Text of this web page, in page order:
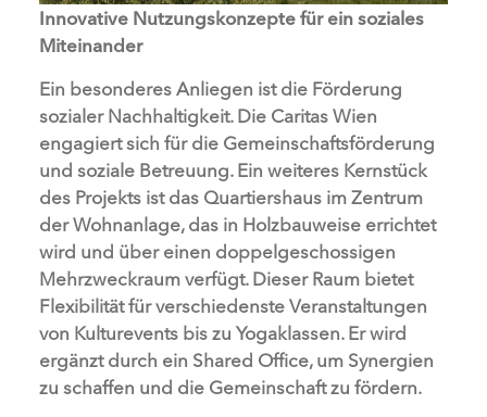
Innovative Nutzungskonzepte für ein soziales
Miteinander
Ein besonderes Anliegen ist die Förderung
sozialer Nachhaltigkeit. Die Caritas Wien
engagiert sich für die Gemeinschaftsförderung
und soziale Betreuung. Ein weiteres Kernstück
des Projekts ist das Quartiershaus im Zentrum
der Wohnanlage, das in Holzbauweise errichtet
wird und über einen doppelgeschossigen
Mehrzweckraum verfügt. Dieser Raum bietet
Flexibilität für verschiedenste Veranstaltungen
von Kulturevents bis zu Yogaklassen. Er wird
ergänzt durch ein Shared Office, um Synergien
zu schaffen und die Gemeinschaft zu fördern.